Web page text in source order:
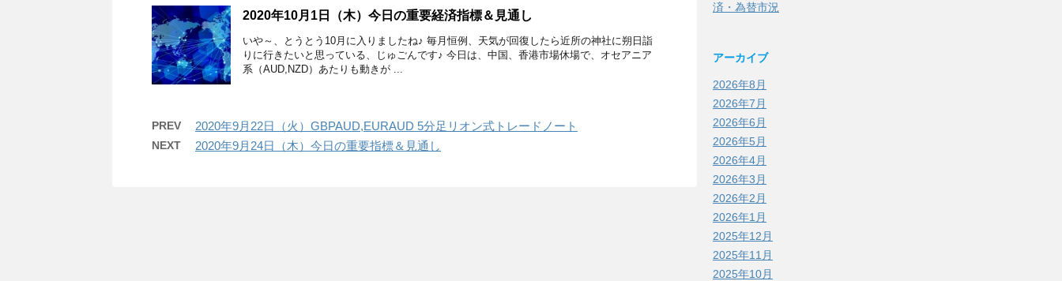
2020年10月1日（木）今日の重要経済指標＆見通し
いや～、とうとう10月に入りましたね♪ 毎月恒例、天気が回復したら近所の神社に朔日詣
りに行きたいと思っている、じゅごんです♪ 今日は、中国、香港市場休場で、オセアニア
系（AUD,NZD）あたりも動きが ...
PREV 2020年9月22日（火）GBPAUD,EURAUD 5分足リオン式トレードノート
NEXT 2020年9月24日（木）今日の重要指標＆見通し
済・為替市況
アーカイブ
2026年8月
2026年7月
2026年6月
2026年5月
2026年4月
2026年3月
2026年2月
2026年1月
2025年12月
2025年11月
2025年10月